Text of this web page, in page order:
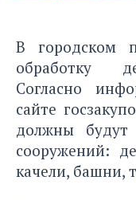
В городском
обработку
Согласно
сайте
должны
сооружений:
качели, башни,